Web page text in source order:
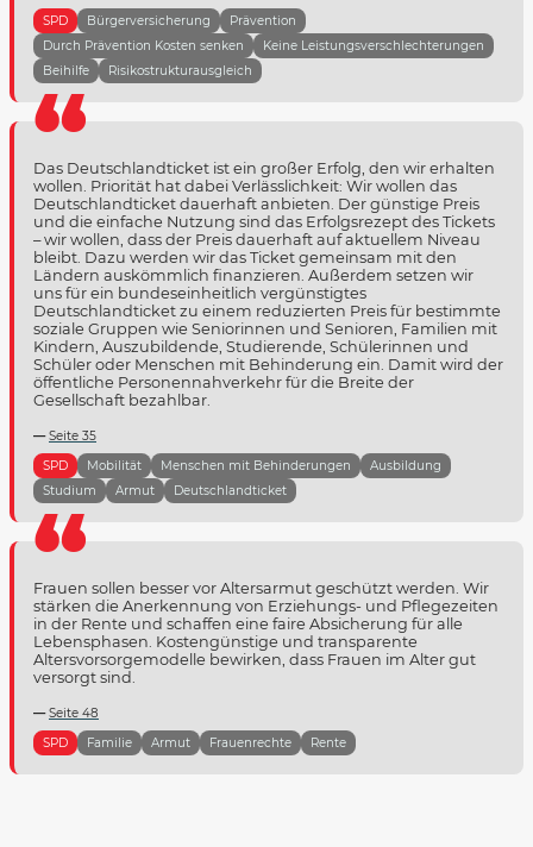
SPD
Bürgerversicherung
Prävention
Durch Prävention Kosten senken
Keine Leistungsverschlechterungen
Beihilfe
Risikostrukturausgleich
Das Deutschlandticket ist ein großer Erfolg, den wir erhalten
wollen. Priorität hat dabei Verlässlichkeit: Wir wollen das
Deutschlandticket dauerhaft anbieten. Der günstige Preis
und die einfache Nutzung sind das Erfolgsrezept des Tickets
– wir wollen, dass der Preis dauerhaft auf aktuellem Niveau
bleibt. Dazu werden wir das Ticket gemeinsam mit den
Ländern auskömmlich finanzieren. Außerdem setzen wir
uns für ein bundeseinheitlich vergünstigtes
Deutschlandticket zu einem reduzierten Preis für bestimmte
soziale Gruppen wie Seniorinnen und Senioren, Familien mit
Kindern, Auszubildende, Studierende, Schülerinnen und
Schüler oder Menschen mit Behinderung ein. Damit wird der
öffentliche Personennahverkehr für die Breite der
Gesellschaft bezahlbar.
Seite 35
SPD
Mobilität Menschen mit Behinderungen
Ausbildung
Studium
Armut Deutschlandticket
Frauen sollen besser vor Altersarmut geschützt werden. Wir
stärken die Anerkennung von Erziehungs- und Pflegezeiten
in der Rente und schaffen eine faire Absicherung für alle
Lebensphasen. Kostengünstige und transparente
Altersvorsorgemodelle bewirken, dass Frauen im Alter gut
versorgt sind.
Seite 48
SPD
Familie Armut Frauenrechte Rente